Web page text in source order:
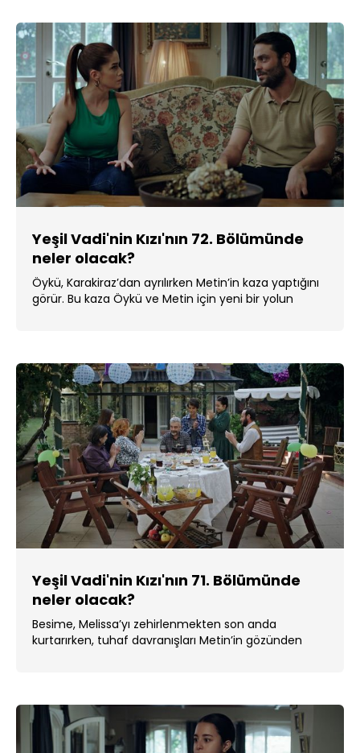
Yeşil Vadi'nin Kızı'nın 72. Bölümünde
neler olacak?
Öykü, Karakiraz’dan ayrılırken Metin’in kaza yaptığını
görür. Bu kaza Öykü ve Metin için yeni bir yolun
Yeşil Vadi'nin Kızı'nın 71. Bölümünde
neler olacak?
Besime, Melissa’yı zehirlenmekten son anda
kurtarırken, tuhaf davranışları Metin’in gözünden